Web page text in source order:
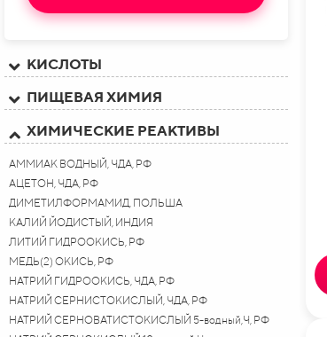
КИСЛОТЫ
ПИЩЕВАЯ ХИМИЯ
ХИМИЧЕСКИЕ РЕАКТИВЫ
АММИАК ВОДНЫЙ, ЧДА, РФ
АЦЕТОН, ЧДА, РФ
ДИМЕТИЛФОРМАМИД, ПОЛЬША
КАЛИЙ ЙОДИСТЫЙ, ИНДИЯ
ЛИТИЙ ГИДРООКИСЬ, РФ
МЕДЬ(2) ОКИСЬ, РФ
НАТРИЙ ГИДРООКИСЬ, ЧДА, РФ
НАТРИЙ СЕРНИСТОКИСЛЫЙ, ЧДА, РФ
НАТРИЙ СЕРНОВАТИСТОКИСЛЫЙ 5-водный,Ч, РФ